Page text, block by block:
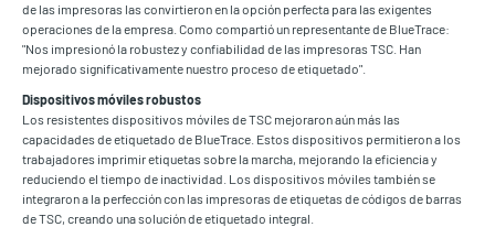
de las impresoras las convirtieron en la opción perfecta para las exigentes
operaciones de la empresa. Como compartió un representante de BlueTrace:
"Nos impresionó la robustez y confiabilidad de las impresoras TSC. Han
mejorado significativamente nuestro proceso de etiquetado".
Dispositivos móviles robustos
Los resistentes dispositivos móviles de TSC mejoraron aún más las
capacidades de etiquetado de BlueTrace. Estos dispositivos permitieron a los
trabajadores imprimir etiquetas sobre la marcha, mejorando la eficiencia y
reduciendo el tiempo de inactividad. Los dispositivos móviles también se
integraron a la perfección con las impresoras de etiquetas de códigos de barras
de TSC, creando una solución de etiquetado integral.